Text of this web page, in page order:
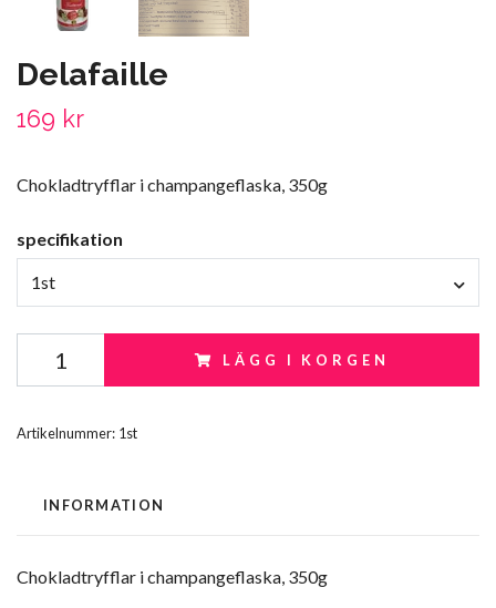
Delafaille
169 kr
Chokladtryfflar i champangeflaska, 350g
specifikation
1st
LÄGG I KORGEN
Artikelnummer: 1st
INFORMATION
Chokladtryfflar i champangeflaska, 350g